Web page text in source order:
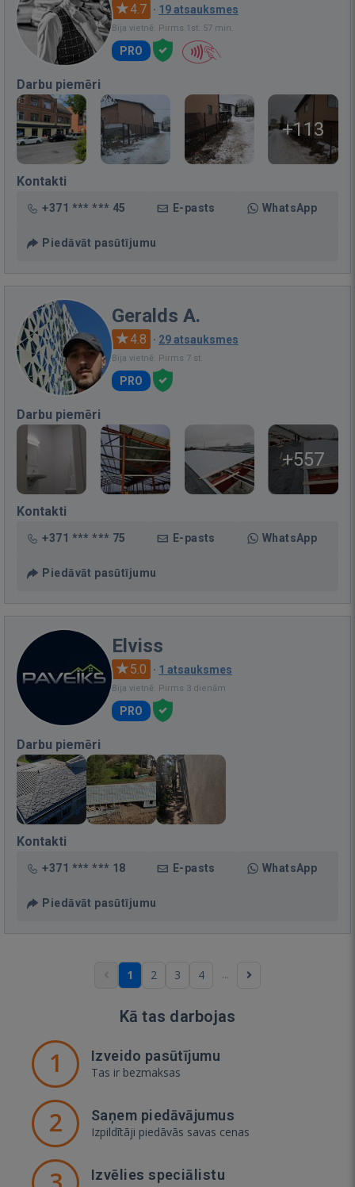
4.7 · 19 atsauksmes
Bija vietnē: Pirms 1st. 57 min.
PRO
Darbu piemēri
+113
Kontakti
+371 *** *** 45 E-pasts WhatsApp
Piedāvāt pasūtījumu
Geralds A.
4.8 · 29 atsauksmes
Bija vietnē: Pirms 7 st.
PRO
Darbu piemēri
+557
Kontakti
+371 *** *** 75 E-pasts WhatsApp
Piedāvāt pasūtījumu
Elviss
5.0 · 1 atsauksmes
Bija vietnē: Pirms 3 dienām
PRO
Darbu piemēri
Kontakti
+371 *** *** 18 E-pasts WhatsApp
Piedāvāt pasūtījumu
1 2 3 4 ...
Kā tas darbojas
1 Izveido pasūtījumu
Tas ir bezmaksas
2 Saņem piedāvājumus
Izpildītāji piedāvās savas cenas
Izvēlies speciālistu